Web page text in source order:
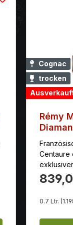
edle
Cognac
trocken
Rémy
Centaure
Genuss
0.7 Ltr.